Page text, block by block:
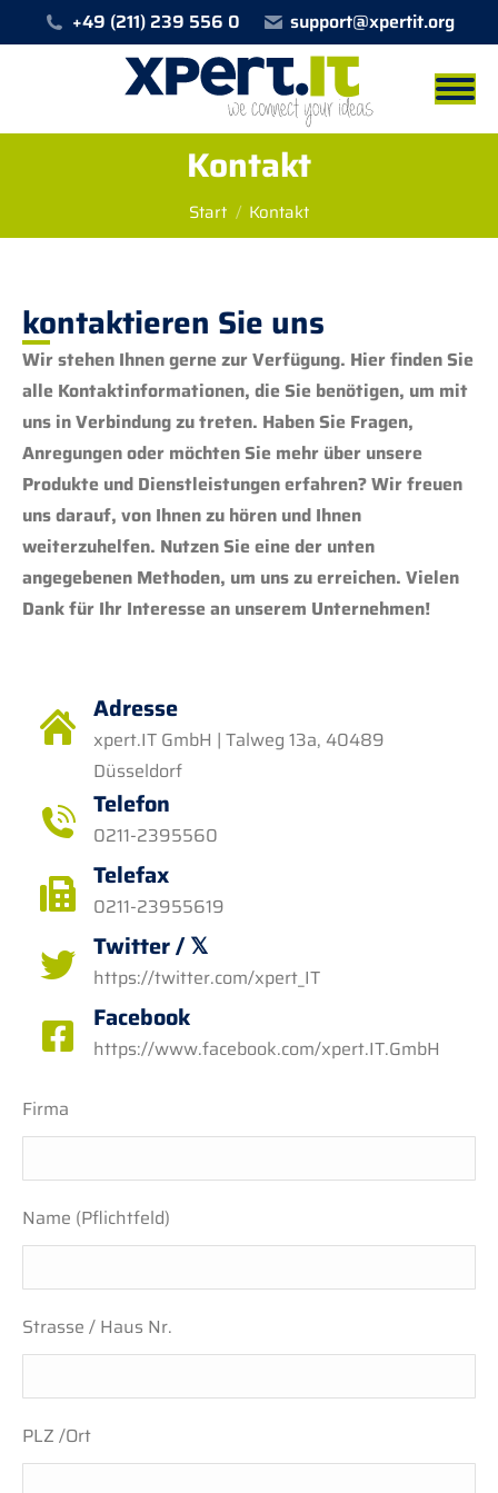
+49 (211) 239 556 0 support@xpertit.org
Kontakt
Sie befinden sich hier:
Start Kontakt
kontaktieren Sie uns
Wir stehen Ihnen gerne zur Verfügung. Hier finden Sie
alle Kontaktinformationen, die Sie benötigen, um mit
uns in Verbindung zu treten. Haben Sie Fragen,
Anregungen oder möchten Sie mehr über unsere
Produkte und Dienstleistungen erfahren? Wir freuen
uns darauf, von Ihnen zu hören und Ihnen
weiterzuhelfen. Nutzen Sie eine der unten
angegebenen Methoden, um uns zu erreichen. Vielen
Dank für Ihr Interesse an unserem Unternehmen!
Adresse
xpert.IT GmbH | Talweg 13a, 40489
Düsseldorf
Telefon
0211-2395560
Telefax
0211-23955619
Twitter / 𝕏
https://twitter.com/xpert_IT
Facebook
https://www.facebook.com/xpert.IT.GmbH
Firma
Name (Pflichtfeld)
Strasse / Haus Nr.
PLZ /Ort